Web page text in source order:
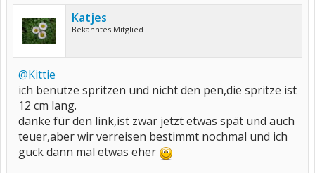
Katjes
Bekanntes Mitglied
@Kittie
ich benutze spritzen und nicht den pen,die spritze ist
12 cm lang.
danke für den link,ist zwar jetzt etwas spät und auch
teuer,aber wir verreisen bestimmt nochmal und ich
guck dann mal etwas eher